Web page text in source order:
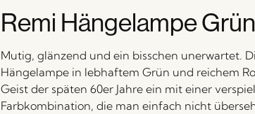
Remi Hängelampe
Mutig, glänzend und ein bisschen unerwartet.
Hängelampe in lebhaftem Grün und reichem
Geist der späten 60er Jahre ein mit einer
Farbkombination, die man einfach nicht